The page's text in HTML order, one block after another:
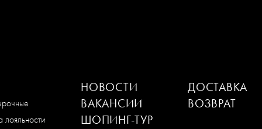
НОВОСТИ
ВАКАНСИИ
ШОПИНГ-ТУР
ДОСТАВКА
ВОЗВРАТ